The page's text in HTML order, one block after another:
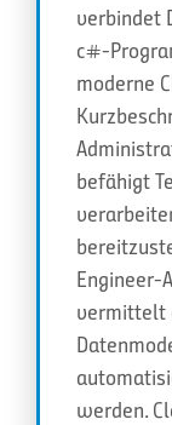
verbindet
c#-
moderne
befähigt
Engineer-
vermittelt
werden.